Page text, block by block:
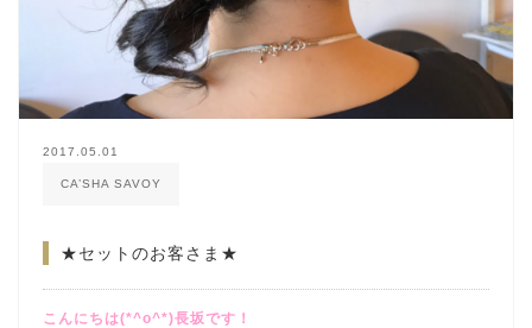
2017.05.01
CA’SHA SAVOY
★セットのお客さま★
こんにちは(*^o^*)長坂です！